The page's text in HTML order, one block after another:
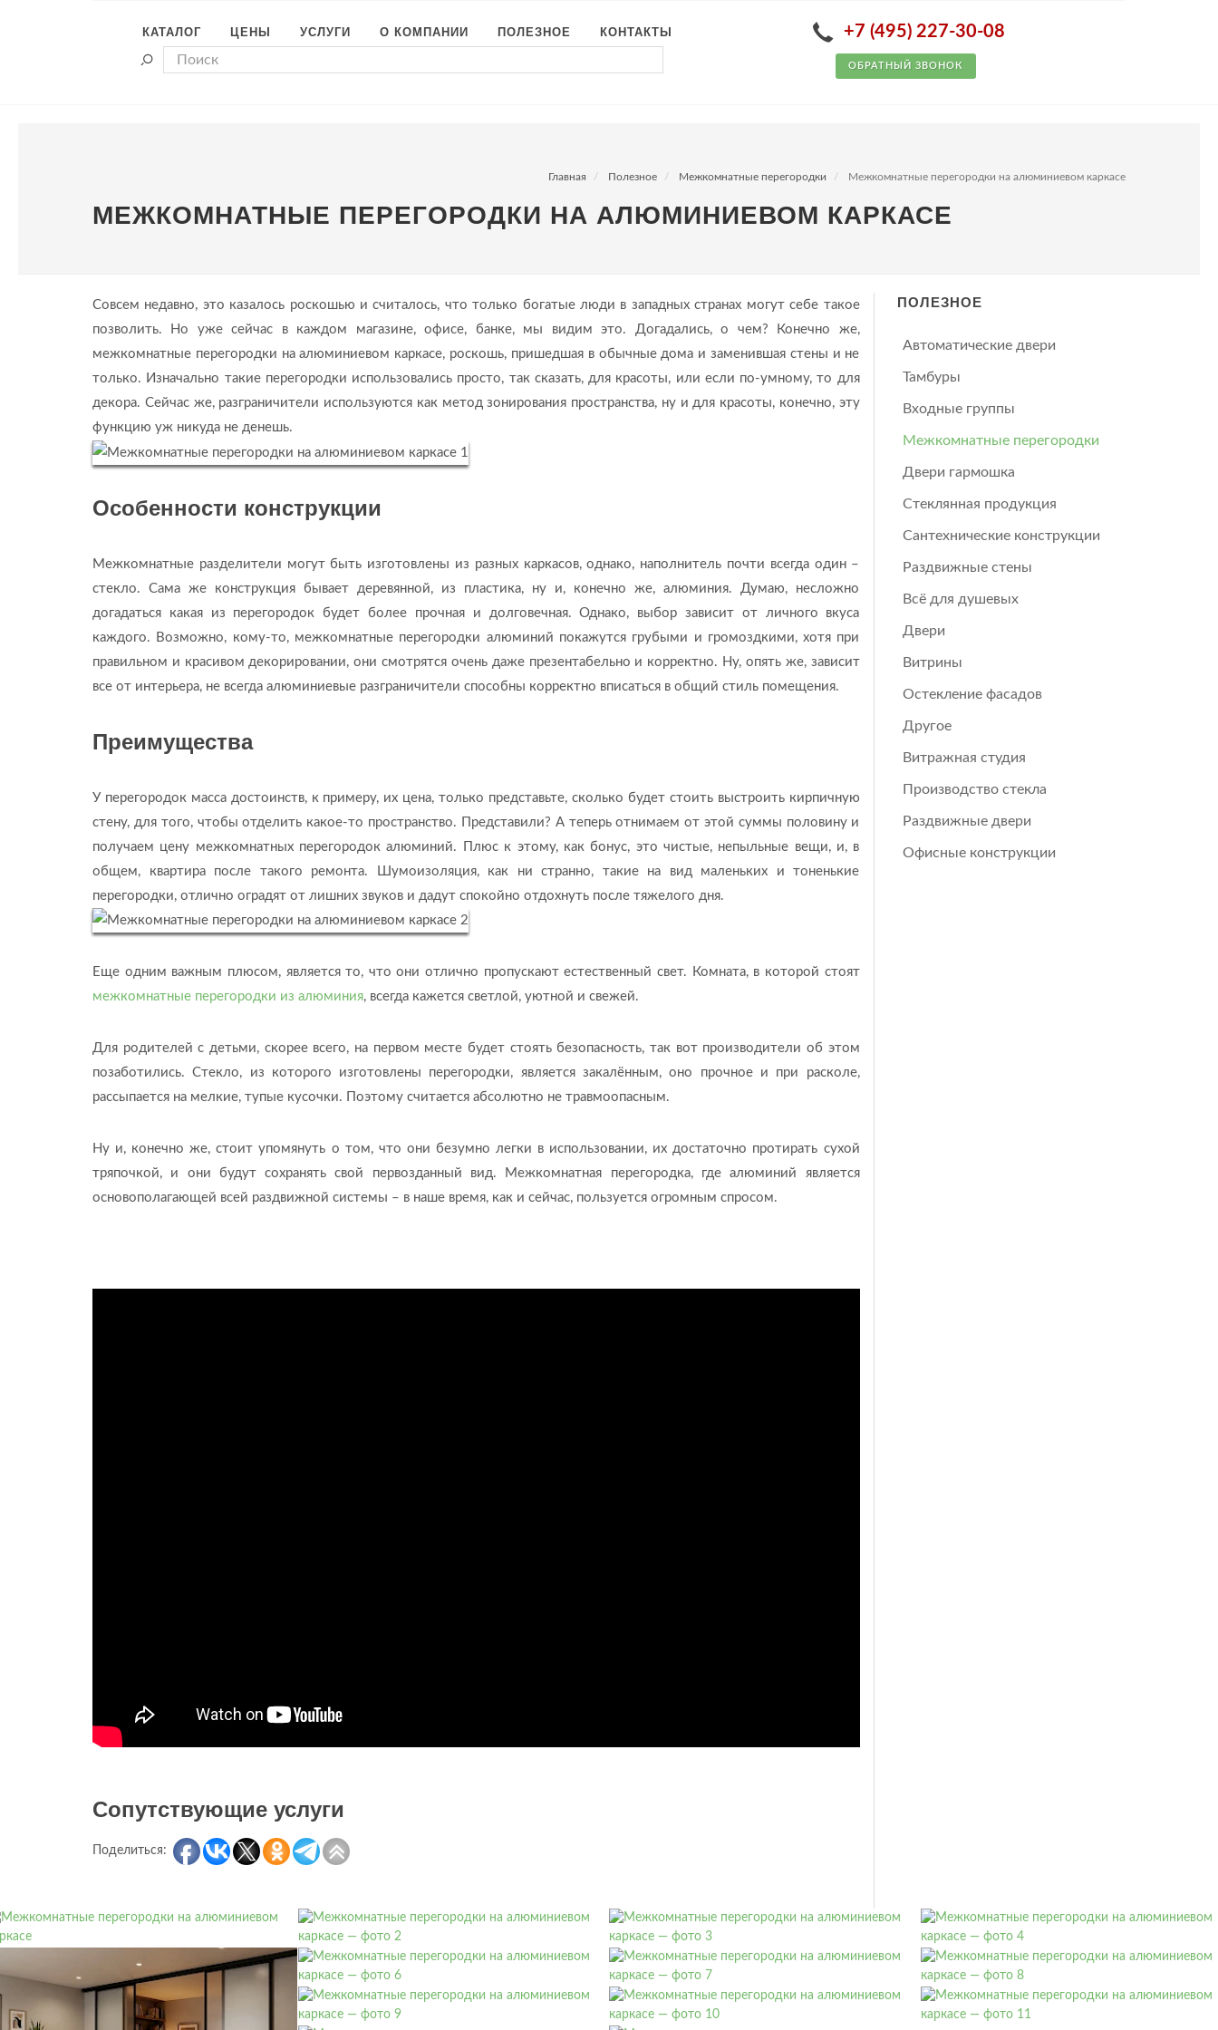
КАТАЛОГ ЦЕНЫ УСЛУГИ О КОМПАНИИ ПОЛЕЗНОЕ КОНТАКТЫ +7 (495) 227-30-08
ОБРАТНЫЙ ЗВОНОК
Главная Полезное Межкомнатные перегородки Межкомнатные перегородки на алюминиевом каркасе
МЕЖКОМНАТНЫЕ ПЕРЕГОРОДКИ НА АЛЮМИНИЕВОМ КАРКАСЕ
Совсем недавно, это казалось роскошью и считалось, что только богатые люди в западных странах могут себе такое
позволить. Но уже сейчас в каждом магазине, офисе, банке, мы видим это. Догадались, о чем? Конечно же,
межкомнатные перегородки на алюминиевом каркасе, роскошь, пришедшая в обычные дома и заменившая стены и не
только. Изначально такие перегородки использовались просто, так сказать, для красоты, или если по-умному, то для
декора. Сейчас же, разграничители используются как метод зонирования пространства, ну и для красоты, конечно, эту
функцию уж никуда не денешь.
Особенности конструкции
Межкомнатные разделители могут быть изготовлены из разных каркасов, однако, наполнитель почти всегда один –
стекло. Сама же конструкция бывает деревянной, из пластика, ну и, конечно же, алюминия. Думаю, несложно
догадаться какая из перегородок будет более прочная и долговечная. Однако, выбор зависит от личного вкуса
каждого. Возможно, кому-то, межкомнатные перегородки алюминий покажутся грубыми и громоздкими, хотя при
правильном и красивом декорировании, они смотрятся очень даже презентабельно и корректно. Ну, опять же, зависит
все от интерьера, не всегда алюминиевые разграничители способны корректно вписаться в общий стиль помещения.
Преимущества
У перегородок масса достоинств, к примеру, их цена, только представьте, сколько будет стоить выстроить кирпичную
стену, для того, чтобы отделить какое-то пространство. Представили? А теперь отнимаем от этой суммы половину и
получаем цену межкомнатных перегородок алюминий. Плюс к этому, как бонус, это чистые, непыльные вещи, и, в
общем, квартира после такого ремонта. Шумоизоляция, как ни странно, такие на вид маленьких и тоненькие
перегородки, отлично оградят от лишних звуков и дадут спокойно отдохнуть после тяжелого дня.
Еще одним важным плюсом, является то, что они отлично пропускают естественный свет. Комната, в которой стоят
межкомнатные перегородки из алюминия, всегда кажется светлой, уютной и свежей.
Для родителей с детьми, скорее всего, на первом месте будет стоять безопасность, так вот производители об этом
позаботились. Стекло, из которого изготовлены перегородки, является закалённым, оно прочное и при расколе,
рассыпается на мелкие, тупые кусочки. Поэтому считается абсолютно не травмоопасным.
Ну и, конечно же, стоит упомянуть о том, что они безумно легки в использовании, их достаточно протирать сухой
тряпочкой, и они будут сохранять свой первозданный вид. Межкомнатная перегородка, где алюминий является
основополагающей всей раздвижной системы – в наше время, как и сейчас, пользуется огромным спросом.
Сопутствующие услуги
Поделиться:
ПОЛЕЗНОЕ
Автоматические двери
Тамбуры
Входные группы
Межкомнатные перегородки
Двери гармошка
Стеклянная продукция
Сантехнические конструкции
Раздвижные стены
Всё для душевых
Двери
Витрины
Остекление фасадов
Другое
Витражная студия
Производство стекла
Раздвижные двери
Офисные конструкции